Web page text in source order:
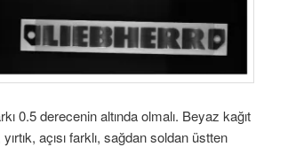
0.5 derecenin altında olmalı. Beyaz kağıt
açısı farklı, sağdan soldan üstten